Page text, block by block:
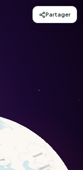
(Diphasiastrum
Partager